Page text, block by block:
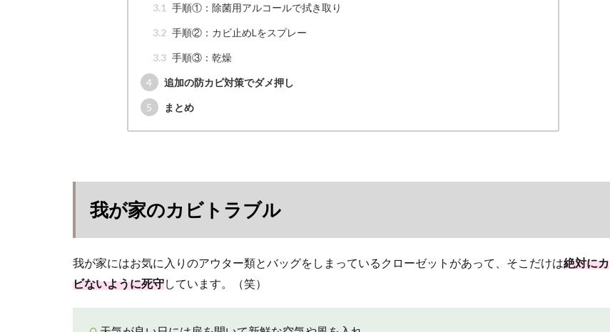
3.1 手順①：除菌用アルコールで拭き取り
3.2 手順②：カビ止めLをスプレー
3.3 手順③：乾燥
4 追加の防カビ対策でダメ押し
5 まとめ
我が家のカビトラブル
我が家にはお気に入りのアウター類とバッグをしまっているクローゼットがあって、そこだけは絶対にカ
ビないように死守しています。（笑）